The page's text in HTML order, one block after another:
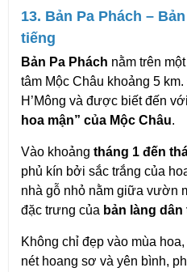
13. Bản Pa Phách –
tiếng
Bản Pa Phách nằm trên
tâm Mộc Châu khoảng 5
H’Mông và được biết đến
hoa mận” của Mộc Châu.
Vào khoảng tháng 1 đến
phủ kín bởi sắc trắng của
nhà gỗ nhỏ nằm giữa vườn
đặc trưng của bản làng
Không chỉ đẹp vào mùa
nét hoang sơ và yên bình,